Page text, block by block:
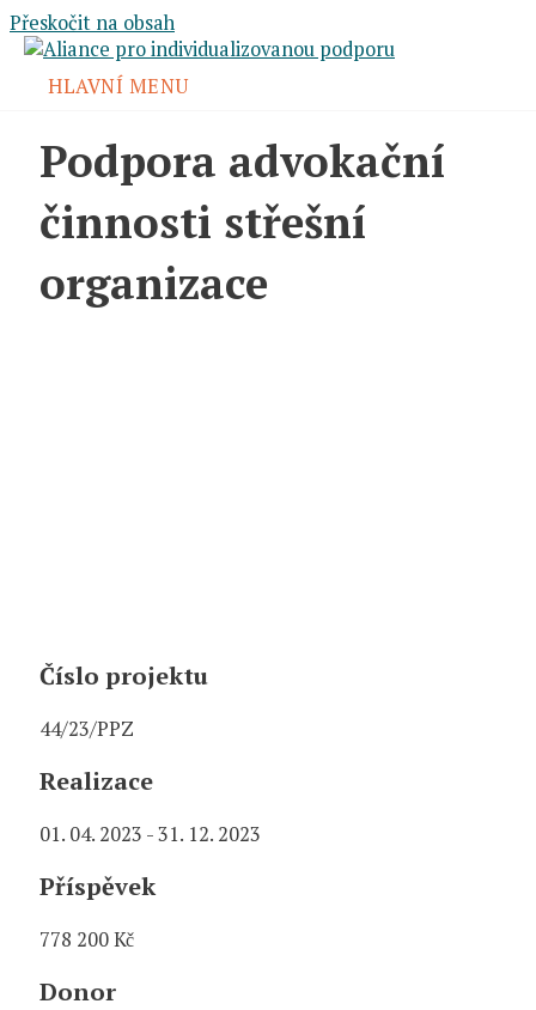
Přeskočit na obsah
HLAVNÍ MENU
Podpora advokační
činnosti střešní
organizace
Číslo projektu
44/23/PPZ
Realizace
01. 04. 2023 - 31. 12. 2023
Příspěvek
778 200 Kč
Donor